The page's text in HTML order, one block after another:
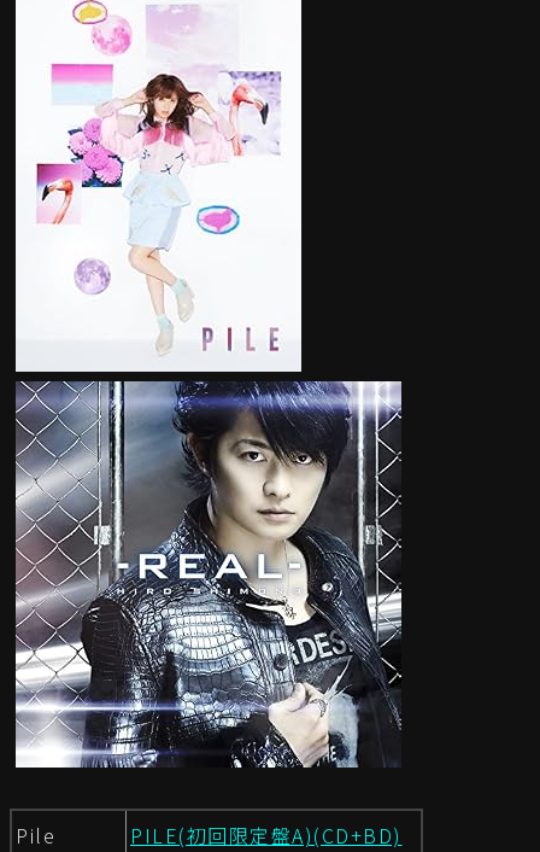
Pile
PILE(初回限定盤A)(CD+BD)